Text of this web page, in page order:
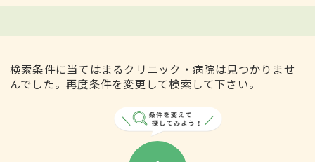
検索条件に当てはまるクリニック・病院は見つかりませ
んでした。再度条件を変更して検索して下さい。